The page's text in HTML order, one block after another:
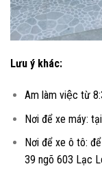
Lưu ý khác:
Am làm việc từ
Nơi để xe máy:
Nơi để xe ô tô:
39 ngõ 603 Lạc